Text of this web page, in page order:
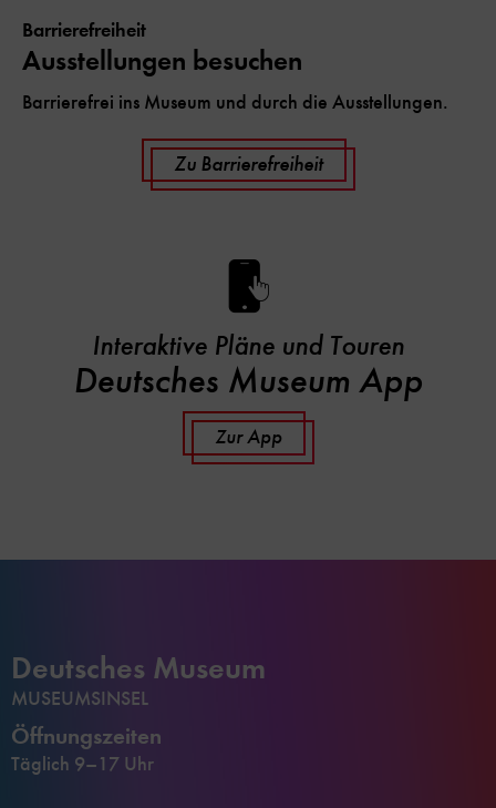
Barrierefreiheit
Ausstellungen besuchen
Barrierefrei ins Museum und durch die Ausstellungen.
Zu Barrierefreiheit
Interaktive Pläne und Touren
Deutsches Museum App
Zur App
Deutsches Museum
MUSEUMSINSEL
Öffnungszeiten
Täglich 9–17 Uhr